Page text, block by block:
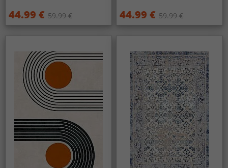
44.99 € 59.99 € 44.99 € 59.99 €